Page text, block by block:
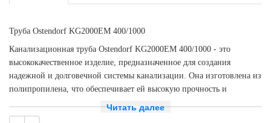
Труба Ostendorf KG2000EM 400/1000
Канализационная труба Ostendorf KG2000EM 400/1000 - это
высококачественное изделие, предназначенное для создания
надежной и долговечной системы канализации. Она изготовлена из
полипропилена, что обеспечивает ей высокую прочность и
устойчивость к механическим повреждениям.
Читать далее